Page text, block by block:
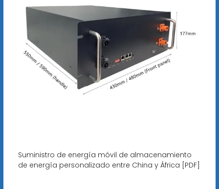
Suministro de energía móvil de almacenamiento
de energía personalizado entre China y África [PDF]